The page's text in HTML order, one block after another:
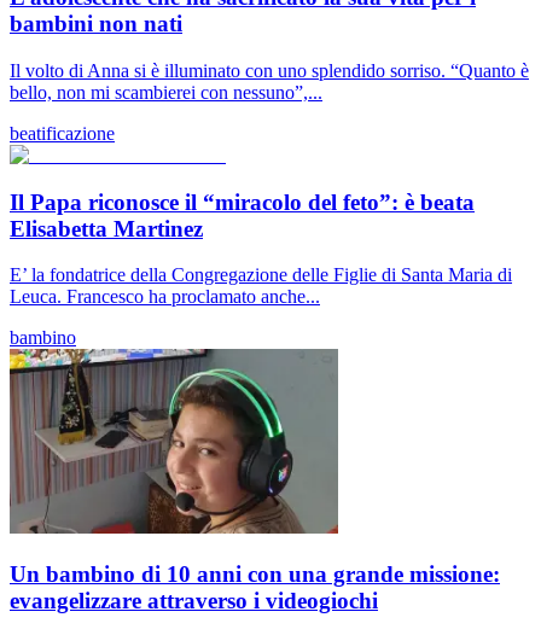
bambini non nati
Il volto di Anna si è illuminato con uno splendido sorriso. “Quanto è
bello, non mi scambierei con nessuno”,...
beatificazione
Il Papa riconosce il “miracolo del feto”: è beata
Elisabetta Martinez
E’ la fondatrice della Congregazione delle Figlie di Santa Maria di
Leuca. Francesco ha proclamato anche...
bambino
Un bambino di 10 anni con una grande missione:
evangelizzare attraverso i videogiochi